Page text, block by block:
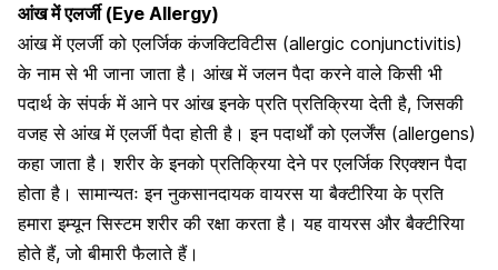
आंख में एलर्जी (Eye Allergy)
आंख में एलर्जीको एलर्जिक कंजक्टिविटीस (allergic conjunctivitis)
के नाम से भी जाना जाता है। आंख में जलन पैदा करने वाले किसी भी
पदार्थ के संपर्क में आने पर आंख इनके प्रति प्रतिक्रिया देती है, जिसकी
वजह से आंख में एलर्जी पैदा होती है। इन पदार्थों को एलर्जेंस (allergens)
कहा जाता है। शरीर के इनको प्रतिक्रिया देने पर एलर्जिक रिएक्शन पैदा
होता है। सामान्यतः इन नुकसानदायक वायरस या बैक्टीरिया के प्रति
हमाराइम्यून सिस्टमशरीर की रक्षा करता है। यह वायरस और बैक्टीरिया
होते हैं, जो बीमारी फैलाते हैं।